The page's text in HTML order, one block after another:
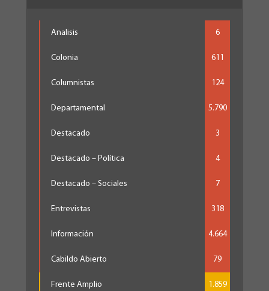
Analisis 6
Colonia 611
Columnistas 124
Departamental 5.790
Destacado 3
Destacado – Política 4
Destacado – Sociales 7
Entrevistas 318
Información 4.664
Cabildo Abierto 79
Frente Amplio 1.859